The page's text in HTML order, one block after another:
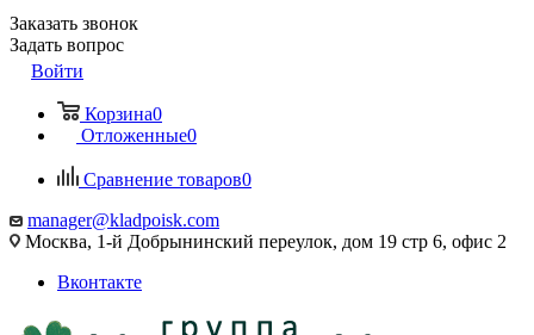
Заказать звонок
Задать вопрос
Войти
Корзина0
Отложенные0
Сравнение товаров0
manager@kladpoisk.com
Москва, 1-й Добрынинский переулок, дом 19 стр 6, офис 2
Вконтакте